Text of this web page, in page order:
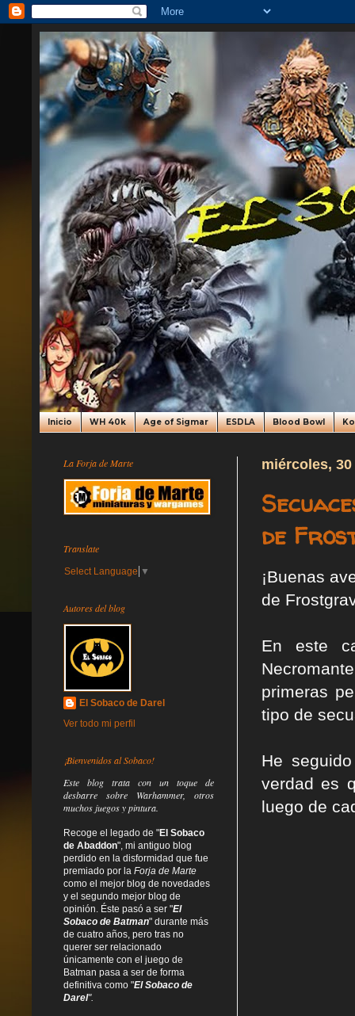
Inicio WH 40k Age of Sigmar ESDLA Blood Bowl
miércoles,
de
¡Buenas
de
En este
primeras
tipo de
He
verdad es
luego de
La Forja de Marte
Translate
Select Language ▼
Autores del blog
El Sobaco de Darel
Ver todo mi perfil
¡Bienvenidos al Sobaco!
Este blog trata con un toque de
desbarre sobre Warhammer, otros
muchos juegos y pintura.
Recoge el legado de "El Sobaco
de Abaddon", mi antiguo blog
perdido en la disformidad que fue
premiado por la Forja de Marte
como el mejor blog de novedades
y el segundo mejor blog de
opinión. Éste pasó a ser "El
Sobaco de Batman" durante más
de cuatro años, pero tras no
querer ser relacionado
únicamente con el juego de
Batman pasa a ser de forma
definitiva como "El Sobaco de
Darel".